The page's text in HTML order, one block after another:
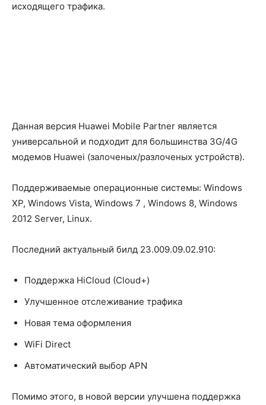
исходящего трафика.
Данная версия Huawei Mobile Partner является
универсальной и подходит для большинства 3G/4G
модемов Huawei (залоченых/разлоченых устройств).
Поддерживаемые операционные системы: Windows
XP, Windows Vista, Windows 7 , Windows 8, Windows
2012 Server, Linux.
Последний актуальный билд 23.009.09.02.910:
Поддержка HiCloud (Cloud+)
Улучшенное отслеживание трафика
Новая тема оформления
WiFi Direct
Автоматический выбор APN
Помимо этого, в новой версии улучшена поддержка